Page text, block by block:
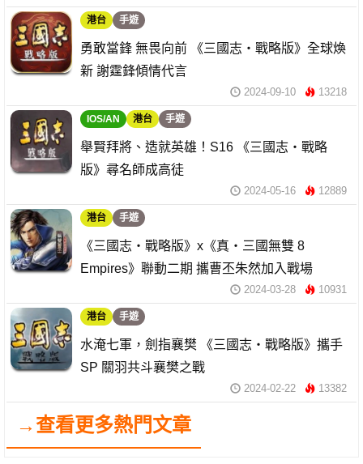
港台 手遊
勇敢當鋒 無畏向前 《三國志・戰略版》全球煥
新 謝霆鋒傾情代言
2024-09-10 13218
IOS/AN 港台 手遊
舉賢拜將、造就英雄！S16 《三國志・戰略
版》尋名師成高徒
2024-05-16 12889
港台 手遊
《三國志・戰略版》x《真‧三國無雙 8
Empires》聯動二期 攜曹丕朱然加入戰場
2024-03-28 10931
港台 手遊
水淹七軍，劍指襄樊 《三國志・戰略版》攜手
SP 關羽共斗襄樊之戰
2024-02-22 13382
→查看更多熱門文章